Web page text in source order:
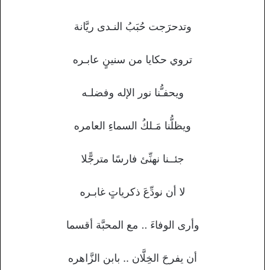
وتدحرَجت حُبَبُ النـدى ريَّانة
تروي حكايا من سنينٍ عابـره
ويحفـُّنا نور الإله وفضلـه
ويظلُّنا مَـلكُ السماءِ العامره
جئــنا نهنِّئ فارسًا مترجًّلا
لا أن نودِّعَ ذكرياتٍ غابـره
وأرى الوفاءَ .. مع المحبَّة أقسما
أن يفرحَ الخِلَّان .. بابن الزَّاهره